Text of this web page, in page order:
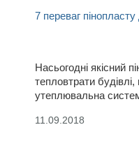
7 переваг
Насьогодні якісний
тепловтрати
утеплювальна
матеріалів, що надає
11.09.2018